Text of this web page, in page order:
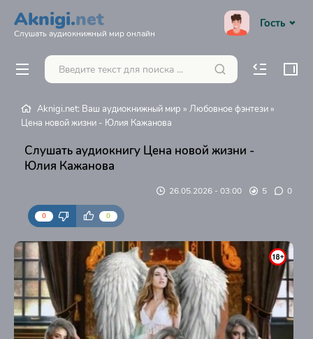
Aknigi.net
Слушать аудиокнижный мир онлайн
Гость
Aknigi.net: Ваш аудиокнижный мир » Любовное фэнтези »
Цена новой жизни - Юлия Кажанова
Слушать аудиокнигу Цена новой жизни -
Юлия Кажанова
26.05.2026 - 03:00 5 0
0 0